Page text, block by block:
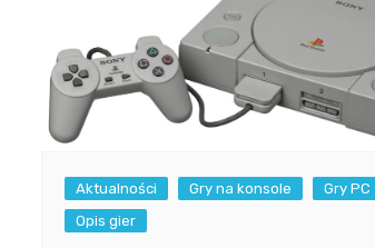
Aktualności Gry na konsole
Gry PC
Opis gier